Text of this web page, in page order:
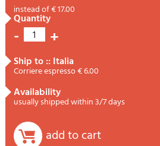
instead of € 17.00
quantity
- 1 +
ship to :: Italia
Corriere espresso € 6.00
availability
usually shipped within 3/7 days
add to cart